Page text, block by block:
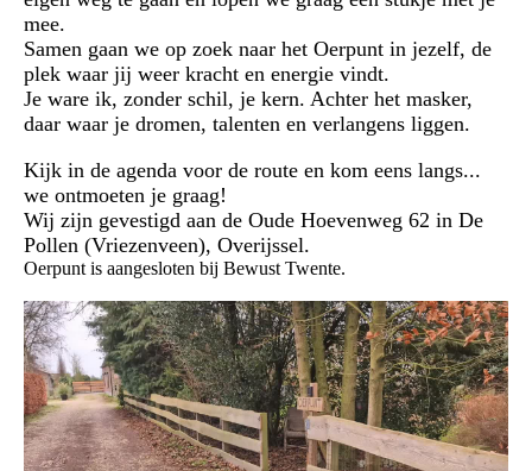
mee.
Samen gaan we op zoek naar het Oerpunt in jezelf, de
plek waar jij weer kracht en energie vindt.
Je ware ik, zonder schil, je kern. Achter het masker,
daar waar je dromen, talenten en verlangens liggen.
Kijk in de agenda voor de route en kom eens langs...
we ontmoeten je graag!
Wij zijn gevestigd aan de Oude Hoevenweg 62 in De
Pollen (Vriezenveen), Overijssel.
Oerpunt is aangesloten bij Bewust Twente.